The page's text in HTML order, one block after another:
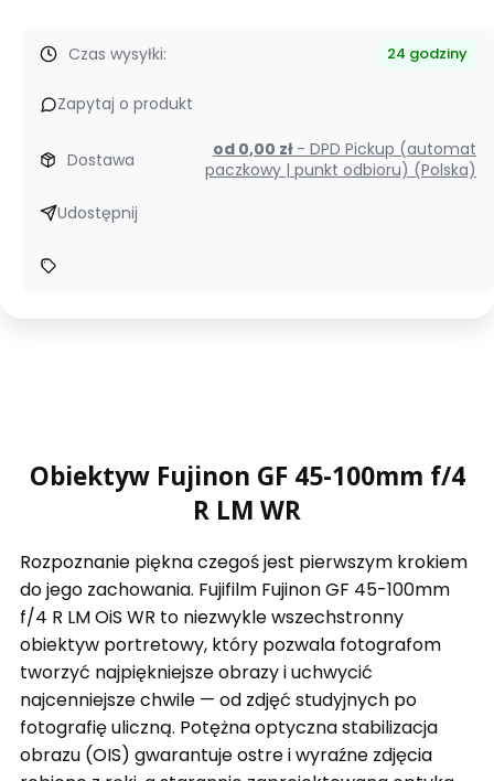
Czas wysyłki: 24 godziny
Zapytaj o produkt
Dostawa od 0,00 zł - DPD Pickup (automat
paczkowy | punkt odbioru) (Polska)
Udostępnij
Obiektyw Fujinon GF 45-100mm f/4
R LM WR
Rozpoznanie piękna czegoś jest pierwszym krokiem
do jego zachowania. Fujifilm Fujinon GF 45-100mm
f/4 R LM OiS WR to niezwykle wszechstronny
obiektyw portretowy, który pozwala fotografom
tworzyć najpiękniejsze obrazy i uchwycić
najcenniejsze chwile — od zdjęć studyjnych po
fotografię uliczną. Potężna optyczna stabilizacja
obrazu (OIS) gwarantuje ostre i wyraźne zdjęcia